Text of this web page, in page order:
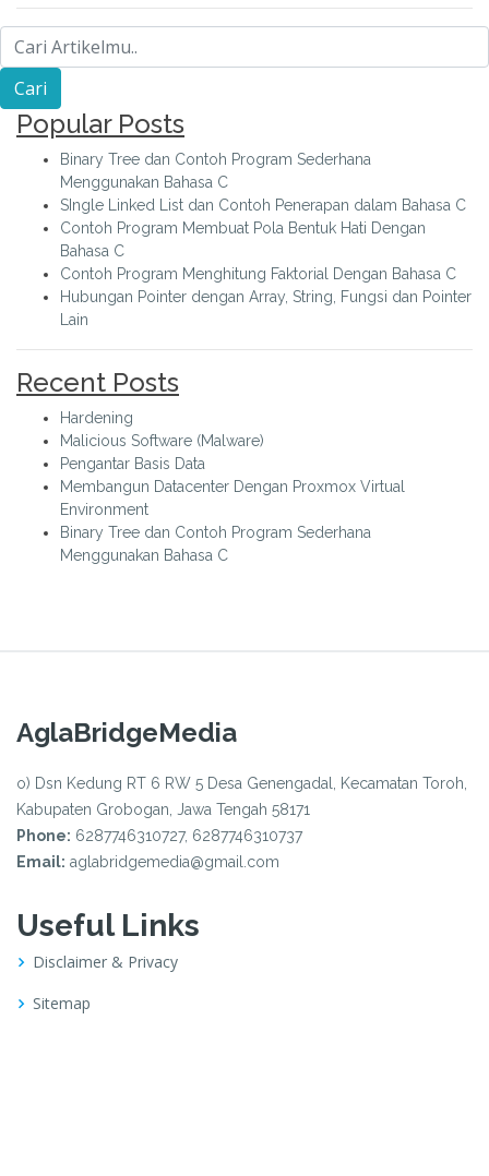
Popular Posts
Binary Tree dan Contoh Program Sederhana
Menggunakan Bahasa C
SIngle Linked List dan Contoh Penerapan dalam Bahasa C
Contoh Program Membuat Pola Bentuk Hati Dengan
Bahasa C
Contoh Program Menghitung Faktorial Dengan Bahasa C
Hubungan Pointer dengan Array, String, Fungsi dan Pointer
Lain
Recent Posts
Hardening
Malicious Software (Malware)
Pengantar Basis Data
Membangun Datacenter Dengan Proxmox Virtual
Environment
Binary Tree dan Contoh Program Sederhana
Menggunakan Bahasa C
AglaBridgeMedia
o) Dsn Kedung RT 6 RW 5 Desa Genengadal, Kecamatan Toroh,
Kabupaten Grobogan, Jawa Tengah 58171
Phone: 6287746310727, 6287746310737
Email: aglabridgemedia@gmail.com
Useful Links
Disclaimer & Privacy
Sitemap